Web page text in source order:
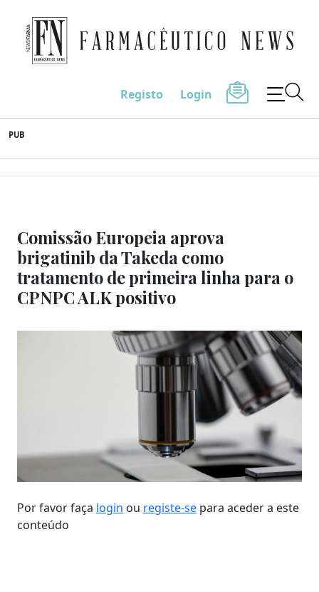
to
content
Farmacêutico News
Registo Login
PUB
Comissão Europeia aprova
brigatinib da Takeda como
tratamento de primeira linha para o
CPNPC ALK positivo
Por favor faça login ou registe-se para aceder a este
conteúdo